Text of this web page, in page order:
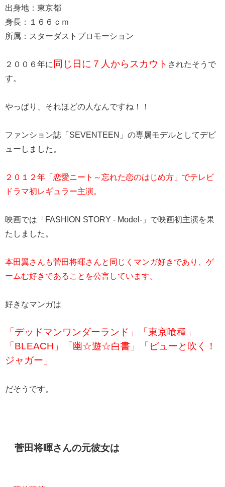
出身地：東京都
身長：１６６ｃｍ
所属：スターダストプロモーション
２００６年に 同じ日に７人からスカウト されたそうで
す。
やっぱり、それほどの人なんですね！！
ファンション誌「SEVENTEEN」の専属モデルとしてデビ
ューしました。
２０１２年「恋愛ニート～忘れた恋のはじめ方」でテレビ
ドラマ初レギュラー主演。
映画では「FASHION STORY - Model-」で映画初主演を果
たしました。
本田翼さんも菅田将暉さんと同じくマンガ好きであり、ゲ
ームむ好きであることを公言しています。
好きなマンガは
「デッドマンワンダーランド」「東京喰種」
「BLEACH」「幽☆遊☆白書」「ピューと吹く！
ジャガー」
だそうです。
菅田将暉さんの元彼女は